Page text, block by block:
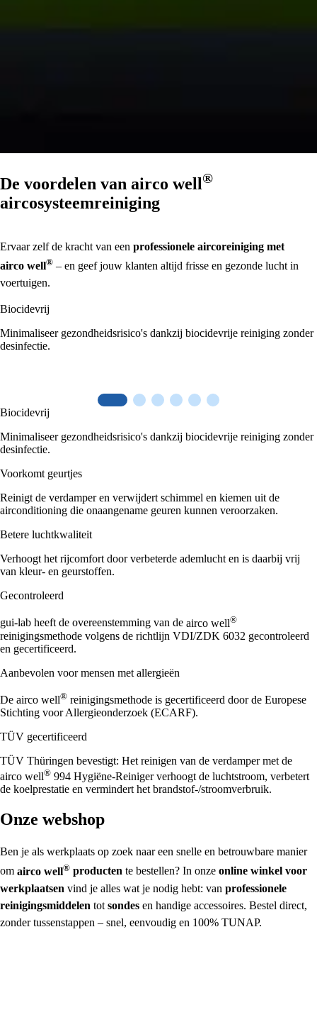
De voordelen van airco well®
aircosysteemreiniging
Ervaar zelf de kracht van een professionele aircoreiniging met
airco well® – en geef jouw klanten altijd frisse en gezonde lucht in
voertuigen.
Biocidevrij
Minimaliseer gezondheidsrisico's dankzij biocidevrije reiniging zonder
desinfectie.
Biocidevrij
Minimaliseer gezondheidsrisico's dankzij biocidevrije reiniging zonder
desinfectie.
Voorkomt geurtjes
Reinigt de verdamper en verwijdert schimmel en kiemen uit de
airconditioning die onaangename geuren kunnen veroorzaken.
Betere luchtkwaliteit
Verhoogt het rijcomfort door verbeterde ademlucht en is daarbij vrij
van kleur- en geurstoffen.
Gecontroleerd
gui-lab heeft de overeenstemming van de airco well®
reinigingsmethode volgens de richtlijn VDI/ZDK 6032 gecontroleerd
en gecertificeerd.
Aanbevolen voor mensen met allergieën
De airco well® reinigingsmethode is gecertificeerd door de Europese
Stichting voor Allergieonderzoek (ECARF).
TÜV gecertificeerd
TÜV Thüringen bevestigt: Het reinigen van de verdamper met de
airco well® 994 Hygiëne-Reiniger verhoogt de luchtstroom, verbetert
de koelprestatie en vermindert het brandstof-/stroomverbruik.
Onze webshop
Ben je als werkplaats op zoek naar een snelle en betrouwbare manier
om airco well® producten te bestellen? In onze online winkel voor
werkplaatsen vind je alles wat je nodig hebt: van professionele
reinigingsmiddelen tot sondes en handige accessoires. Bestel direct,
zonder tussenstappen – snel, eenvoudig en 100% TUNAP.